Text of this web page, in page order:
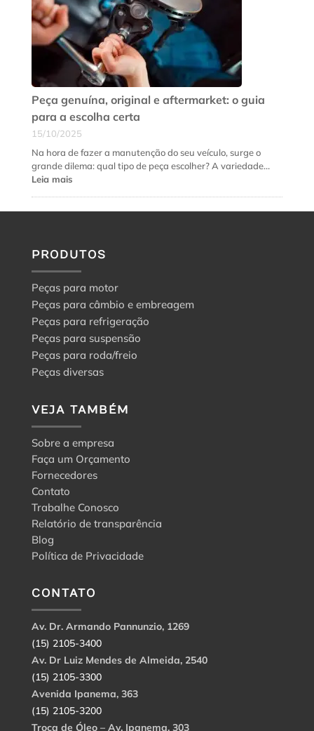
do
seu
carro
precisa
de
revisão
urgente
Peça genuína, original e aftermarket: o guia
para a escolha certa
15/10/2025
Na hora de fazer a manutenção do seu veículo, surge o
grande dilema: qual tipo de peça escolher? A variedade…
Leia mais:
o
guia
para
escolha
certa
PRODUTOS
Peças para motor
Peças para câmbio e embreagem
Peças para refrigeração
Peças para suspensão
Peças para roda/freio
Peças diversas
VEJA TAMBÉM
Sobre a empresa
Faça um Orçamento
Fornecedores
Contato
Trabalhe Conosco
Relatório de transparência
Blog
Política de Privacidade
CONTATO
Av. Dr. Armando Pannunzio, 1269
(15) 2105-3400
Av. Dr Luiz Mendes de Almeida, 2540
(15) 2105-3300
Avenida Ipanema, 363
(15) 2105-3200
Troca de Óleo – Av. Ipanema, 303